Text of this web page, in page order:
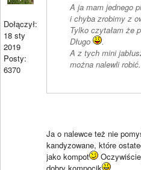
Dołączył:
18 sty
2019
Posty:
6370
A ja mam jednego
i chyba zrobimy z
Tylko czytałam że
Długo
.
A z tych mini
można nalewli
Ja o nalewce też nie
kandyzowane, które
jako kompot